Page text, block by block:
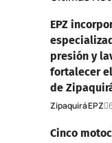
EPZ
presión y
fortalecer
de
ZipaquiráEPZ
Cinco